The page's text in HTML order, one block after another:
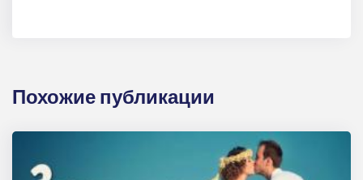
Похожие публикации